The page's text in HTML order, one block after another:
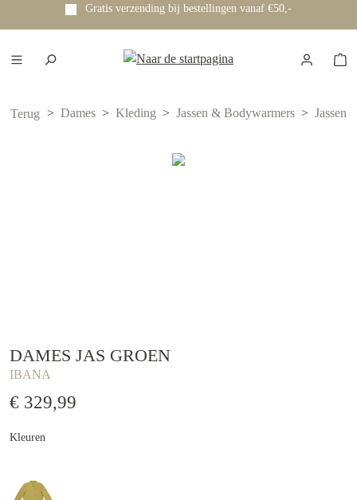
hoofdinhoud
Gratis verzending bij bestellingen vanaf €50,-
Terug Dames Kleding Jassen & Bodywarmers Jassen
DAMES JAS GROEN
IBANA
€ 329,99
Kleuren